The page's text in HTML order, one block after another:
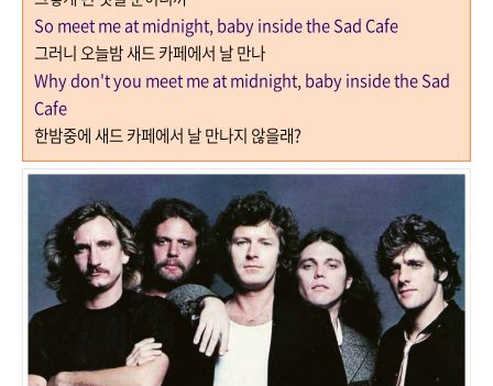
So meet me at midnight, baby inside the Sad Cafe
그러니 오늘밤 새드 카페에서 날 만나
Why don't you meet me at midnight, baby inside the Sad
Cafe
한밤중에 새드 카페에서 날 만나지 않을래?